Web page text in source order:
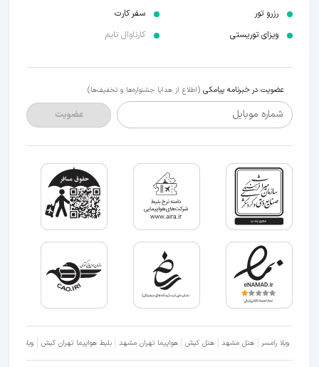
رزرو تور
ویزای توریستی
سفر کارت
کارناوال تایم
عضویت در خبرنامه پیامکی (اطلاع از هدایا جشنواره‌ها و تخفیف‌ها)
شماره موبایل عضویت
ویلا رامسر هتل مشهد هتل کیش هواپیما تهران مشهد بلیط هواپیما تهران کیش ویلا شمال